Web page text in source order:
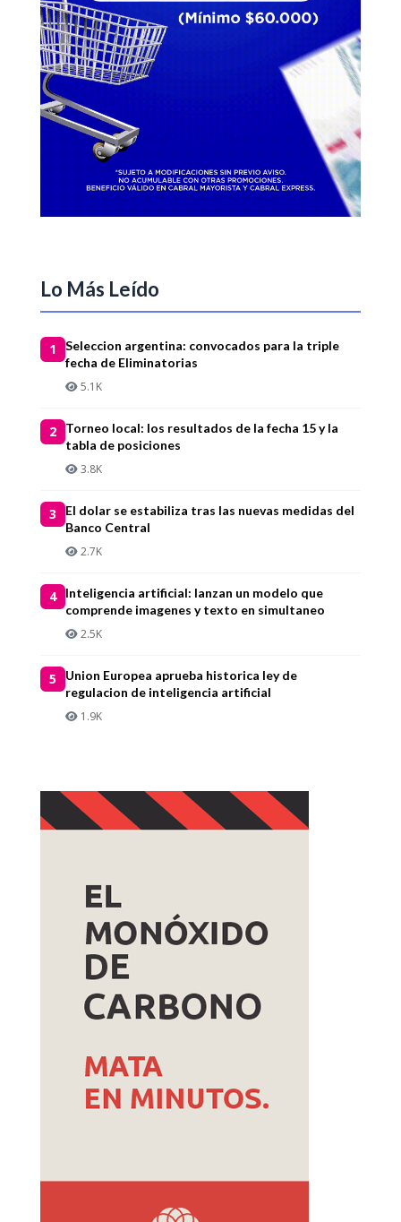
Lo Más Leído
1
Seleccion argentina: convocados para la triple
fecha de Eliminatorias
5.1K
2
Torneo local: los resultados de la fecha 15 y la
tabla de posiciones
3.8K
3
El dolar se estabiliza tras las nuevas medidas del
Banco Central
2.7K
4
Inteligencia artificial: lanzan un modelo que
comprende imagenes y texto en simultaneo
2.5K
5
Union Europea aprueba historica ley de
regulacion de inteligencia artificial
1.9K